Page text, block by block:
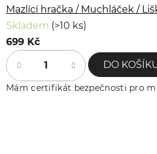
Mazlící hračka / Muchláček /
Skladem (>10 ks)
699 Kč
DO
Mám certifikát bezpečnosti pro